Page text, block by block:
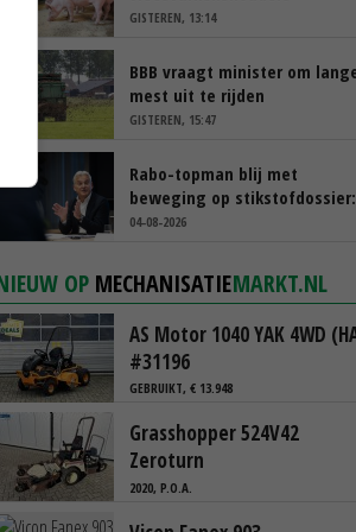
GISTEREN, 13:14
BBB vraagt minister om
mest uit te rijden
GISTEREN, 15:47
Rabo-topman blij met
beweging op stikstofdossier:
‘Verdienmodel van boeren
04-08-2026
OP MECHANISATIEMARKT.NL
AS Motor 1040 YAK 4WD
#31196
GEBRUIKT, € 13.948
Grasshopper 524V42
Zeroturn
2020, P.O.A.